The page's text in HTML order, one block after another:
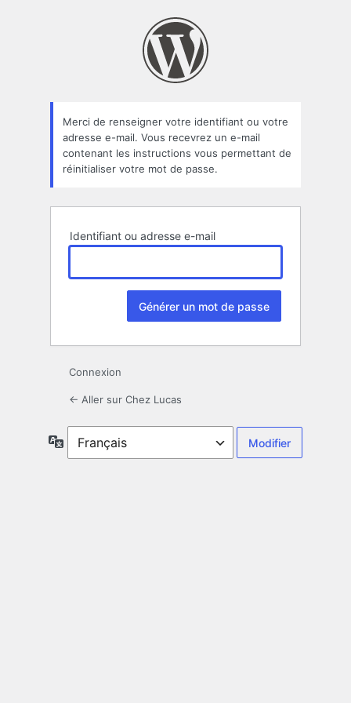
oublié
Merci de renseigner votre identifiant ou votre
adresse e-mail. Vous recevrez un e-mail
contenant les instructions vous permettant de
réinitialiser votre mot de passe.
Identifiant ou adresse e-mail
Connexion
← Aller sur Chez Lucas
Langue